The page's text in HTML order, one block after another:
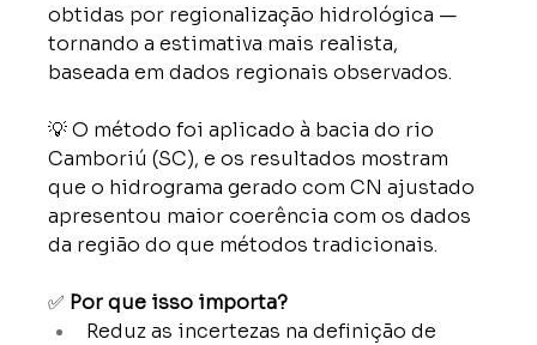
obtidas por regionalização hidrológica —
tornando a estimativa mais realista,
baseada em dados regionais observados.
💡 O método foi aplicado à bacia do rio
Camboriú (SC), e os resultados mostram
que o hidrograma gerado com CN ajustado
apresentou maior coerência com os dados
da região do que métodos tradicionais.
✅ Por que isso importa?
Reduz as incertezas na definição de